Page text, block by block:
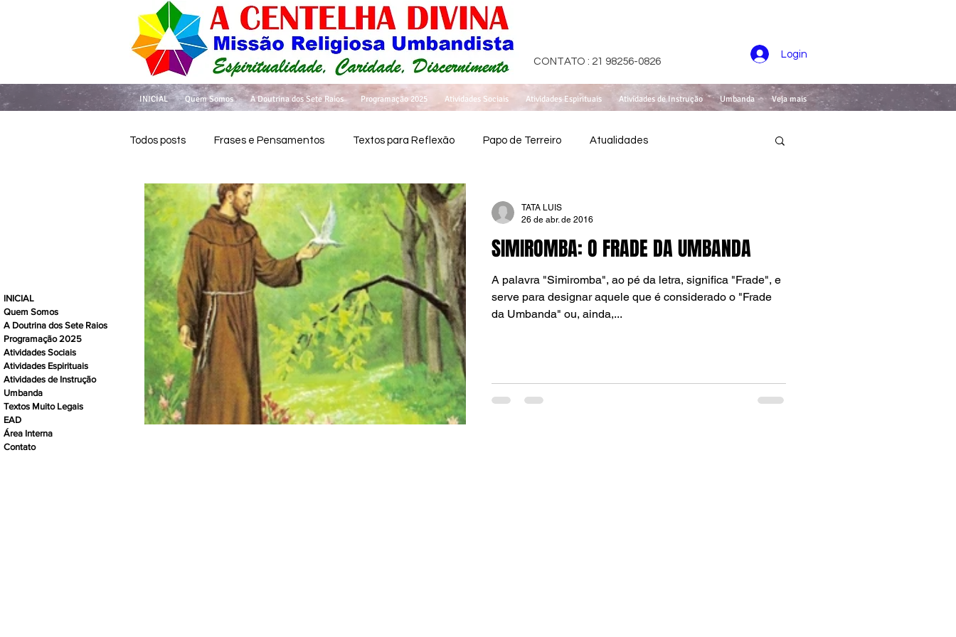
CONTATO : 21 98256-0826
Login
INICIAL
Quem Somos
A Doutrina dos Sete Raios
Programação 2025
Atividades Sociais
Atividades Espirituais
Atividades de Instrução
Umbanda
Textos Muito Legais
EAD
Área Interna
Contato
Todos posts Frases e Pensamentos Textos para Reflexão Papo de Terreiro Atualidades
SIMIROMBA: O FRADE DA UMBANDA
A palavra "Simiromba", ao pé da letra, significa "Frade", e
serve para designar aquele que é considerado o "Frade
da Umbanda" ou, ainda,...
TATA LUIS
26 de abr. de 2016
INICIAL Quem Somos A Doutrina dos Sete Raios Programação 2025 Atividades Sociais Atividades Espirituais Atividades de Instrução Umbanda Veja mais